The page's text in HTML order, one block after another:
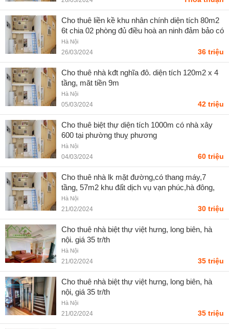
Cho thuê liền kề khu nhân chính diện tích 80m2
6t chia 02 phòng đủ điều hoà an ninh đảm bảo có
chỗ để xe
Hà Nội
26/03/2024 36 triệu
Cho thuê nhà kđt nghĩa đô. diện tích 120m2 x 4
tầng, măt tiền 9m
Hà Nội
05/03/2024 42 triệu
Cho thuê biệt thự diện tích 1000m có nhà xây
600 tại phường thuỵ phương
Hà Nội
04/03/2024 60 triệu
Cho thuê nhà lk mặt đường,có thang máy,7
tầng, 57m2 khu đất dịch vụ vạn phúc,hà đông,
hn. 30tr/tháng
Hà Nội
21/02/2024 30 triệu
Cho thuê nhà biệt thự việt hưng, long biên, hà
nội. giá 35 tr/th
Hà Nội
21/02/2024 35 triệu
Cho thuê nhà biệt thự việt hưng, long biên, hà
nội, giá 35 tr/th
Hà Nội
21/02/2024 35 triệu